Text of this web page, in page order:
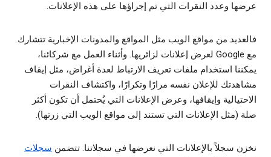
عرضها وعدد النقرات التي تم إجراؤها على هذه الإعلانات.
فالعديد من مواقع الويب مثل المواقع والمدونات الإخبارية تتشارك
مع Google لعرض إعلانات لزائريها. وأثناء العمل مع شركائنا،
يمكننا استخدام ملفات تعريف الارتباط لعدة أغراض، مثل إيقاف
مشاهدتك للإعلان نفسه مرارًا وتكرارًا، واكتشاف النقرات
الاحتيالية وإيقافها، وعرض الإعلانات التي يُحتمل أن تكون أكثر
صلة (مثل الإعلانات التي تستند إلى مواقع الويب التي زرتها).
نخزن سجلاً بالإعلانات التي نعرضها في سجلاتنا. تتضمن سجلات